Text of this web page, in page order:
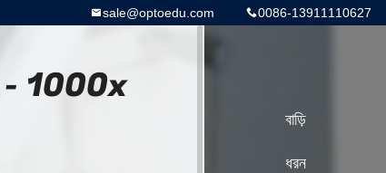
0086-13911110627
sale@optoedu.com
- 1000x
বাড়ি
ধরন